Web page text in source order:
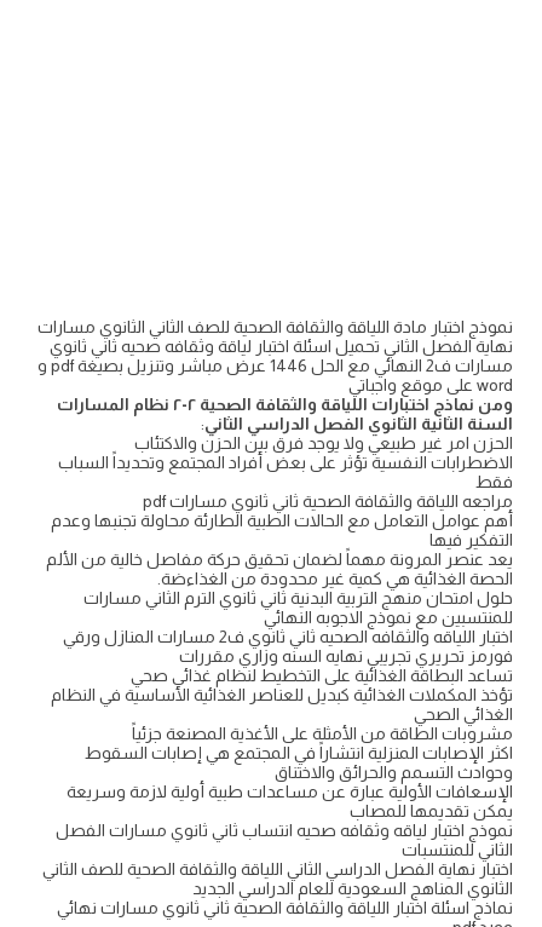
نموذج اختبار مادة اللياقة والثقافة الصحية للصف الثاني الثانوي مسارات
نهاية الفصل الثاني تحميل اسئلة اختبار لياقة وثقافه صحيه ثاني ثانوي
مسارات ف2 النهائي مع الحل 1446 عرض مباشر وتنزيل بصيغة pdf و
word على موقع واجباتي
ومن نماذج اختبارات اللياقة والثقافة الصحية ٢-٢ نظام المسارات
السنة الثانية الثانوي الفصل الدراسي الثاني:
الحزن امر غير طبيعي ولا يوجد فرق بين الحزن والاكتئاب
الاضطرابات النفسية تؤثر على بعض أفراد المجتمع وتحديداً السباب
فقط
مراجعه اللياقة والثقافة الصحية ثاني ثانوي مسارات pdf
أهم عوامل التعامل مع الحالات الطبية الطارئة محاولة تجنبها وعدم
التفكير فيها
يعد عنصر المرونة مهماً لضمان تحقيق حركة مفاصل خالية من الألم
الحصة الغذائية هي كمية غير محدودة من الغذاءضة.
حلول امتحان منهج التربية البدنية ثاني ثانوي الترم الثاني مسارات
للمنتسبين مع نموذج الاجوبه النهائي
اختبار اللياقه والثقافه الصحيه ثاني ثانوي ف2 مسارات المنازل ورقي
فورمز تحريري تجريبي نهايه السنه وزاري مقررات
تساعد البطاقة الغذائية على التخطيط لنظام غذائي صحي
تؤخذ المكملات الغذائية كبديل للعناصر الغذائية الأساسية في النظام
الغذائي الصحي
مشروبات الطاقة من الأمثلة على الأغذية المصنعة جزئياً
اكثر الإصابات المنزلية انتشاراً في المجتمع هي إصابات السقوط
وحوادث التسمم والحرائق والاختناق
الإسعافات الأولية عبارة عن مساعدات طبية أولية لازمة وسريعة
يمكن تقديمها للمصاب
نموذج اختبار لياقه وثقافه صحيه انتساب ثاني ثانوي مسارات الفصل
الثاني للمنتسبات
اختبار نهاية الفصل الدراسي الثاني اللياقة والثقافة الصحية للصف الثاني
الثانوي المناهج السعودية للعام الدراسي الجديد
نماذج اسئلة اختبار اللياقة والثقافة الصحية ثاني ثانوي مسارات نهائي